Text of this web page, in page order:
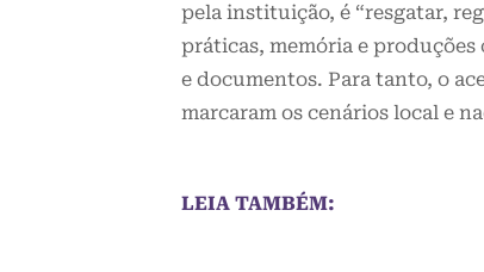
pela instituição, é “resgatar,
práticas, memória e produções
e documentos. Para tanto, o
marcaram os cenários local e
LEIA TAMBÉM: